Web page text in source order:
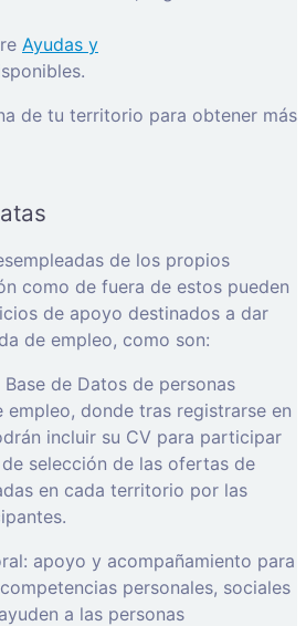
Ayudas y
de tu territorio para obtener más
de los propios
como de fuera de estos pueden
de apoyo destinados a dar
de empleo, como son:
de Datos de personas
empleo, donde tras registrarse en
incluir su CV para participar
selección de las ofertas de
en cada territorio por las
apoyo y acompañamiento para
personales, sociales
a las personas